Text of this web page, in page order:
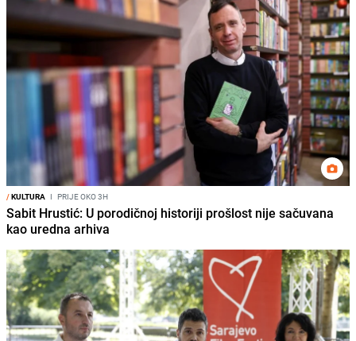
/KULTURA I PRIJE OKO 3H
Sabit Hrustić: U porodičnoj historiji prošlost nije sačuvana
kao uredna arhiva